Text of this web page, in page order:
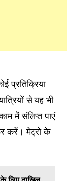
प्रतिक्रिया
से यह भी
में संलिप्त पाएं
करें। मेट्रो के